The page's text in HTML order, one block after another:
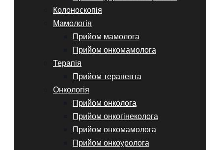
Колоноскопія
Мамологія
Прийом мамолога
Прийом онкомамолога
Терапія
Прийом терапевта
Онкологія
Прийом онколога
Прийом онкогінеколога
Прийом онкомамолога
Прийом онкоуролога